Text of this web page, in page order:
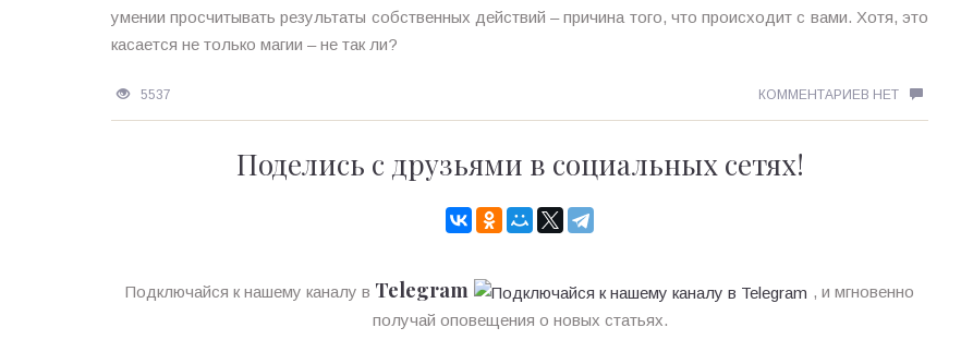
умении просчитывать результаты собственных действий – причина того, что происходит с вами. Хотя, это
касается не только магии – не так ли?
5537 КОММЕНТАРИЕВ НЕТ
Поделись с друзьями в социальных сетях!
Подключайся к нашему каналу в Telegram
, и мгновенно
получай оповещения о новых статьях.